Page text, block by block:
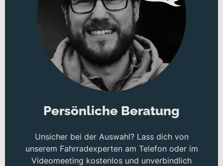
Persönliche Beratung
Unsicher bei der Auswahl? Lass dich von
unserem Fahrradexperten am Telefon oder im
Videomeeting kostenlos und unverbindlich